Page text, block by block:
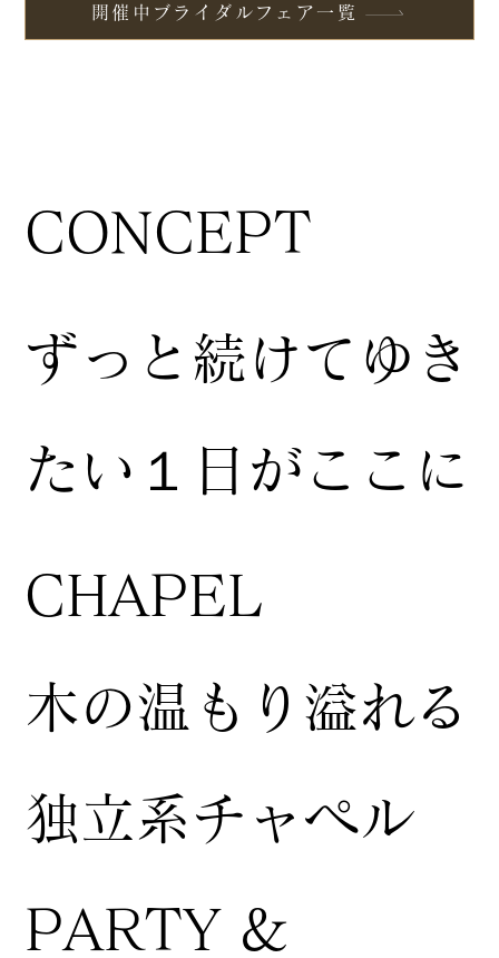
開催中ブライダルフェア一覧
CONCEPT
ずっと続けてゆき
たい１日がここに
CHAPEL
木の温もり溢れる
独立系チャペル
PARTY &